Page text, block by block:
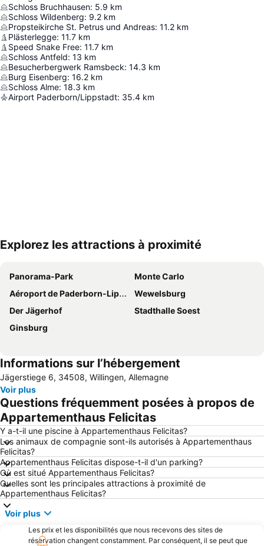
Schloss Bruchhausen: 5.9 km
Schloss Wildenberg: 9.2 km
Propsteikirche St. Petrus und Andreas: 11.2 km
Plästerlegge: 11.7 km
Speed Snake Free: 11.7 km
Schloss Antfeld: 13 km
Besucherbergwerk Ramsbeck: 14.3 km
Burg Eisenberg: 16.2 km
Schloss Alme: 18.3 km
Airport Paderborn/Lippstadt: 35.4 km
Explorez les attractions à proximité
Panorama-Park
Monte Carlo
Aéroport de Paderborn-Lippstadt
Wewelsburg
Der Jägerhof
Stadthalle Soest
Ginsburg
Informations sur l’hébergement
Jägerstiege 6, 34508, Willingen, Allemagne
Voir plus
Questions fréquemment posées à propos de
Appartementhaus Felicitas
Y a-t-il une piscine à Appartementhaus Felicitas?
Les animaux de compagnie sont-ils autorisés à Appartementhaus
Felicitas?
Appartementhaus Felicitas dispose-t-il d'un parking?
Où est situé Appartementhaus Felicitas?
Quelles sont les principales attractions à proximité de
Appartementhaus Felicitas?
Voir plus
Les prix et les disponibilités que nous recevons des sites de
réservation changent constamment. Par conséquent, il se peut que